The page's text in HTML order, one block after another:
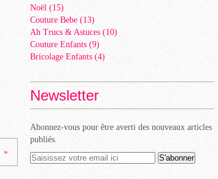
Noël (15)
Couture Bebe (13)
Ah Trucs & Astuces (10)
Couture Enfants (9)
Bricolage Enfants (4)
Newsletter
Abonnez-vous pour être averti des nouveaux articles
publiés.